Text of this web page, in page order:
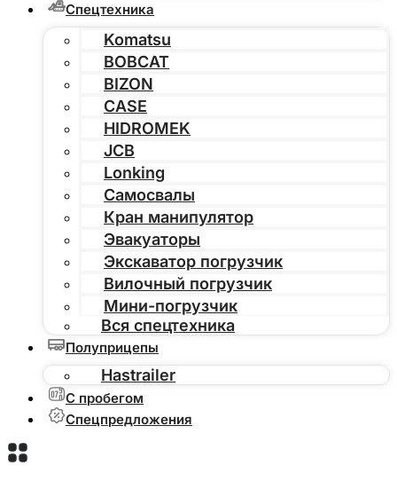
Спецтехника
Komatsu
BOBCAT
BIZON
CASE
HIDROMEK
JCB
Lonking
Самосвалы
Кран манипулятор
Эвакуаторы
Экскаватор погрузчик
Вилочный погрузчик
Мини-погрузчик
Вся спецтехника
Полуприцепы
Hastrailer
С пробегом
Спецпредложения